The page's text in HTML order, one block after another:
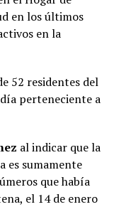
en los últimos
en la
52 residentes del
perteneciente a
al indicar que la
es sumamente
que había
el 14 de enero